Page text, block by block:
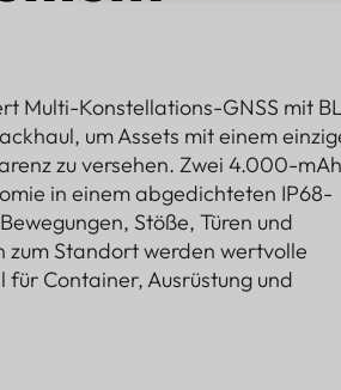
Multi-Konstellations-GNSS mit
um Assets mit einem
zu versehen. Zwei 4.000-
in einem abgedichteten IP68-
Stöße, Türen und
zum Standort werden wertvolle
Container, Ausrüstung und